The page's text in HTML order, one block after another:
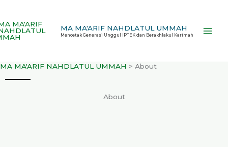
content
MA MA'ARIF NAHDLATUL UMMAH
Mencetak Generasi Unggul IPTEK dan Berakhlakul Karimah
MA MA'ARIF NAHDLATUL UMMAH > About
About